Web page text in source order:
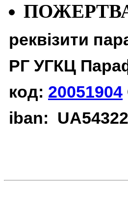
реквізити
РГ УГКЦ
код: 20051904
iban: